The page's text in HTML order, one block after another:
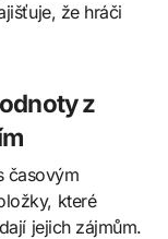
že hráči
z
časovým
které
jejich zájmům.